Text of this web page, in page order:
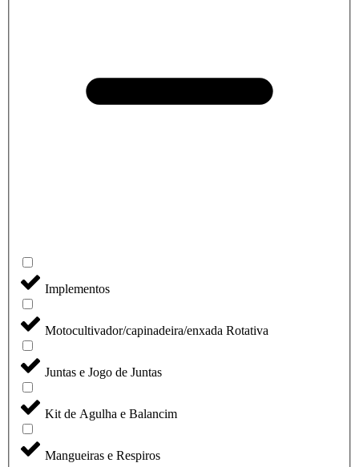
Implementos
Motocultivador/capinadeira/enxada Rotativa
Juntas e Jogo de Juntas
Kit de Agulha e Balancim
Mangueiras e Respiros